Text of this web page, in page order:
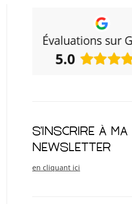
S'INSCRIRE À MA
NEWSLETTER
en cliquant ici